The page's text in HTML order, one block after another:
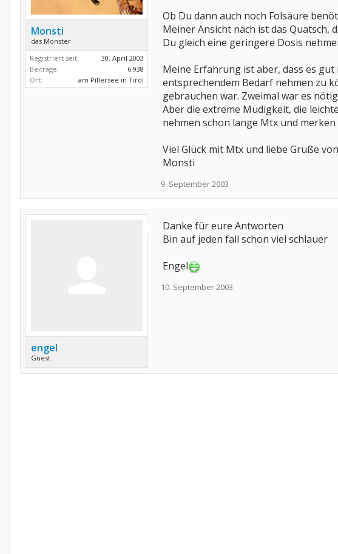
Monsti
das Monster
Registriert seit:
30. April 2003
Beiträge:
6.938
Ort:
am Pillersee in Tirol
Ob Du dann auch noch Folsäure
Meiner Ansicht nach ist das
Du gleich eine geringere Dosis
Meine Erfahrung ist aber, dass es
entsprechendem Bedarf nehmen zu
gebrauchen war. Zweimal war es
Aber die extreme Müdigkeit, die
nehmen schon lange Mtx und
Viel Glück mit Mtx und liebe Grüße von
Monsti
9. September 2003
engel
Guest
Danke für eure Antworten
Bin auf jeden fall schon viel schlauer
Engel
10. September 2003